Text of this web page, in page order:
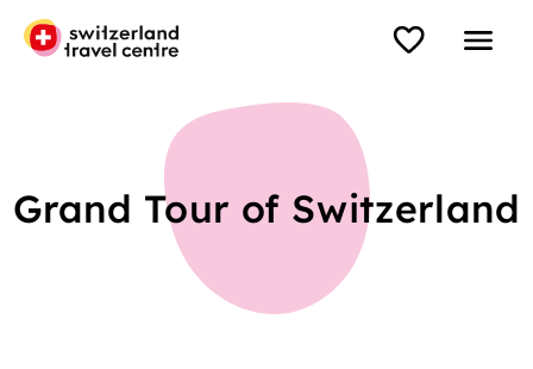
Grand Tour of Switzerland